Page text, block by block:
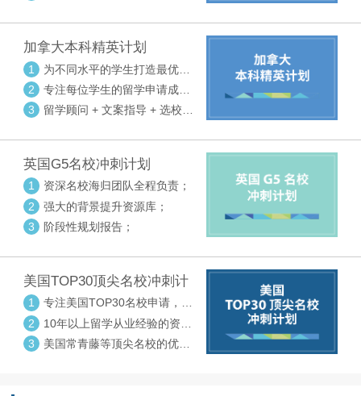
加拿大本科精英计划
1
为不同水平的学生打造最优选
校方案
2
专注每位学生的留学申请成功
率
3
留学顾问 + 文案指导 + 选校申
英国G5名校冲刺计划
1
资深名校海归团队全程负责；
2
强大的背景提升资源库；
3
阶段性规划报告；
美国TOP30顶尖名校冲刺计
划
1
专注美国TOP30名校申请，高
度个性化指导
2
10年以上留学从业经验的资深
中方顾问
3
美国常青藤等顶尖名校的优秀